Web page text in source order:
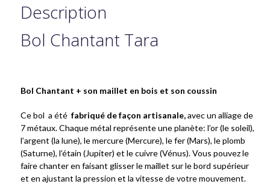
Description
Bol Chantant Tara
Bol Chantant + son maillet en bois et son coussin
Ce bol a été fabriqué de façon artisanale,avec un alliage de
7 métaux. Chaque métal représente une planète: l’or (le soleil),
l’argent (la lune), le mercure (Mercure), le fer (Mars), le plomb
(Saturne), l’étain (Jupiter) et le cuivre (Vénus). Vous pouvez le
faire chanter en faisant glisser le maillet sur le bord supérieur
et en ajustant la pression et la vitesse de votre mouvement.